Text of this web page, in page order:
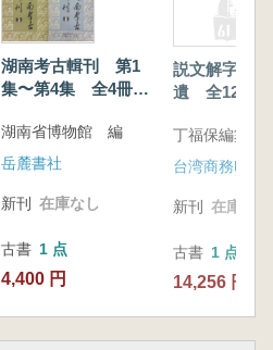
湖南考古輯刊 第1
集〜第4集 全4冊セ
湖南省博物館 編
岳麓書社
新刊 在庫なし
古書 1 点
4,400 円
説文解字詁
遺 全12冊
丁福保編纂
台湾商務印書
新刊 在庫なし
古書 1 点
14,256 円